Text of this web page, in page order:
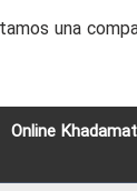
una
Online